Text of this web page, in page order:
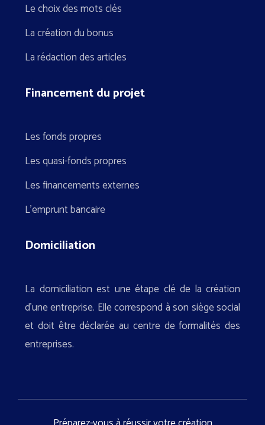
Le choix des mots clés
La création du bonus
La rédaction des articles
Financement du projet
Les fonds propres
Les quasi-fonds propres
Les financements externes
L’emprunt bancaire
Domiciliation
La domiciliation est une étape clé de la création
d’une entreprise. Elle correspond à son siège social
et doit être déclarée au centre de formalités des
entreprises.